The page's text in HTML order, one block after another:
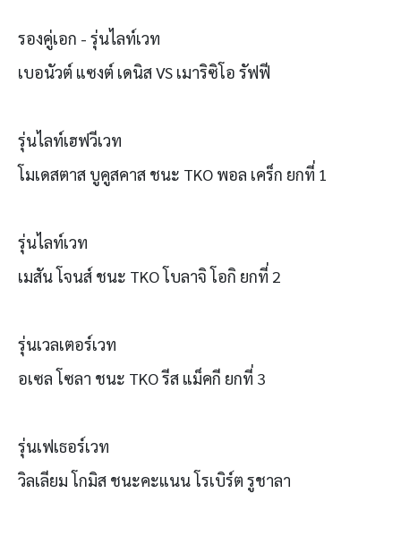
รองคู่เอก - รุ่นไลท์เวท
เบอนัวต์ แซงต์ เดนิส VS เมาริซิโอ รัฟฟี
รุ่นไลท์เฮฟวีเวท
โมเดสตาส บูคูสคาส ชนะ TKO พอล เคร็ก ยกที่ 1
รุ่นไลท์เวท
เมสัน โจนส์ ชนะ TKO โบลาจิ โอกิ ยกที่ 2
รุ่นเวลเตอร์เวท
อเซล โซลา ชนะ TKO รีส แม็คกี ยกที่ 3
รุ่นเฟเธอร์เวท
วิลเลียม โกมิส ชนะคะแนน โรเบิร์ต รูชาลา